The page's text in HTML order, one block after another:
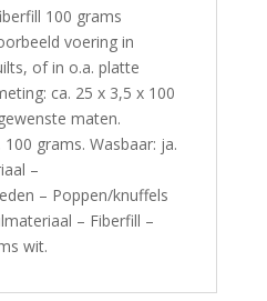
100 grams
voering in
of in o.a. platte
ca. 25 x 3,5 x 100
maten.
grams. Wasbaar: ja.
–
– Poppen/knuffels
– Fiberfill –
wit.